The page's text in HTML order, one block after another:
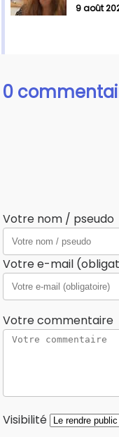
9 août
0
Votre nom / pseudo
Votre e-mail
Votre commentaire
Visibilité